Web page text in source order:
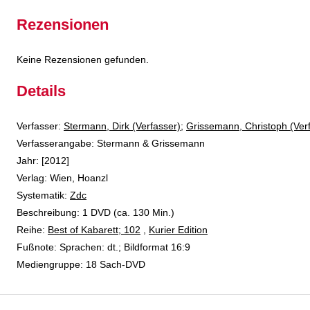
Rezensionen
Keine Rezensionen gefunden.
Details
Verfasser: Suche nach diesem Verfasser
Stermann, Dirk (Verfasser); Grissemann, Christoph
Verfasserangabe: Stermann & Grissemann
Jahr: [2012]
Verlag: Wien, Hoanzl
opens in new tab
Diesen Link in neuem Tab öffnen
Systematik: Suche nach dieser Systematik
Zdc
Suche nach diesem Interessenskreis
Beschreibung: 1 DVD (ca. 130 Min.)
Reihe: Best of Kabarett; 102
Kurier Edition
Suche nach dieser Beteiligten Person
Fußnote: Sprachen: dt.; Bildformat 16:9
Mediengruppe: 18 Sach-DVD